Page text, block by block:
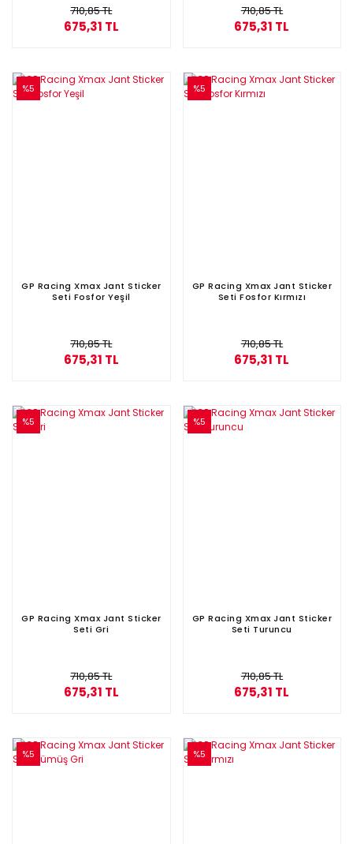
710,85 TL
675,31 TL
710,85 TL
675,31 TL
%5
GP Racing Xmax Jant Sticker
Seti Fosfor Yeşil
710,85 TL
675,31 TL
%5
GP Racing Xmax Jant Sticker
Seti Fosfor Kırmızı
710,85 TL
675,31 TL
%5
GP Racing Xmax Jant Sticker
Seti Gri
710,85 TL
675,31 TL
%5
GP Racing Xmax Jant Sticker
Seti Turuncu
710,85 TL
675,31 TL
%5 %5